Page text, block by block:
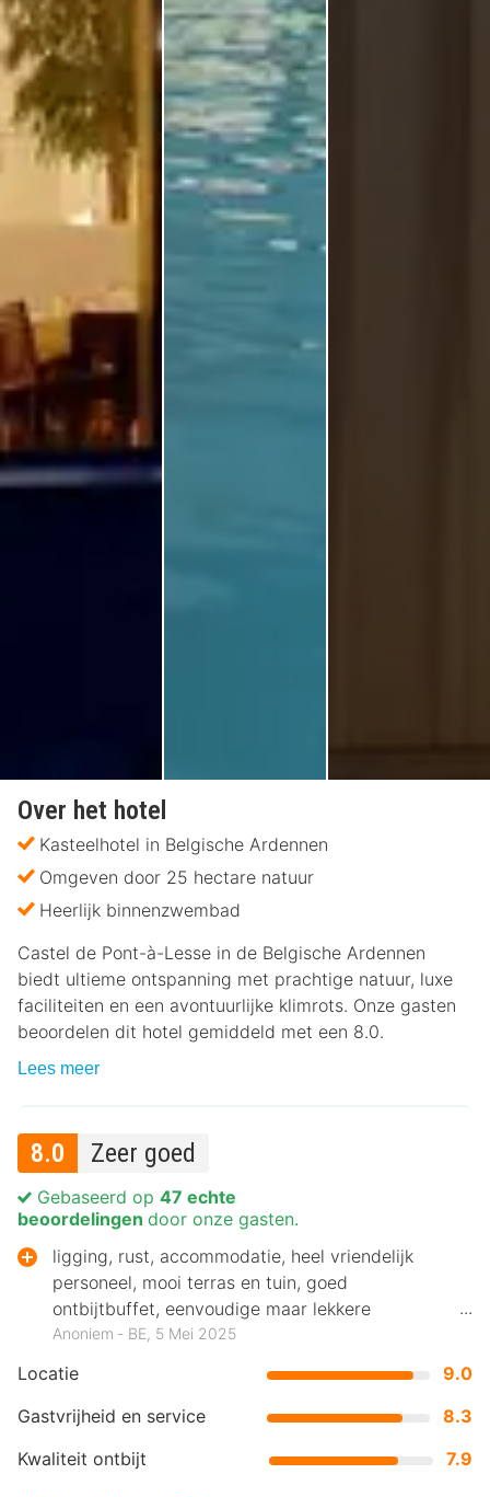
Over het hotel
Kasteelhotel in Belgische Ardennen
Omgeven door 25 hectare natuur
Heerlijk binnenzwembad
Castel de Pont-à-Lesse in de Belgische Ardennen
biedt ultieme ontspanning met prachtige natuur, luxe
faciliteiten en een avontuurlijke klimrots. Onze gasten
beoordelen dit hotel gemiddeld met een 8.0.
Lees meer
8.0 Zeer goed
Locatie
9.0
Gastvrijheid en service
8.3
Kwaliteit ontbijt
7.9
Gebaseerd op 47 echte
beoordelingen door onze gasten.
ligging, rust, accommodatie, heel vriendelijk
personeel, mooi terras en tuin, goed
ontbijtbuffet, eenvoudige maar lekkere
maaltijden
Anoniem ‐ BE, 5 Mei 2025